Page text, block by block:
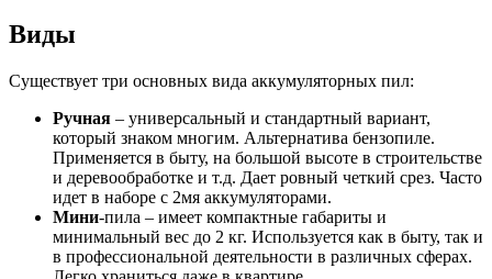
Виды
Существует три основных вида аккумуляторных пил:
Ручная – универсальный и стандартный вариант,
который знаком многим. Альтернатива бензопиле.
Применяется в быту, на большой высоте в строительстве
и деревообработке и т.д. Дает ровный четкий срез. Часто
идет в наборе с 2мя аккумуляторами.
Мини-пила – имеет компактные габариты и
минимальный вес до 2 кг. Используется как в быту, так и
в профессиональной деятельности в различных сферах.